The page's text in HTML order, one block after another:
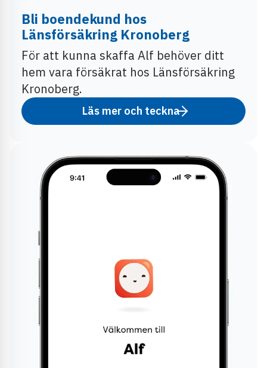
Bli boendekund hos
Länsförsäkring Kronoberg
För att kunna skaffa Alf behöver ditt
hem vara försäkrat hos Länsförsäkring
Kronoberg.
Läs mer och teckna